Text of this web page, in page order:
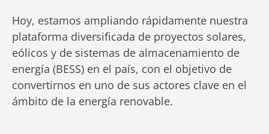
Hoy, estamos ampliando rápidamente nuestra
plataforma diversificada de proyectos solares,
eólicos y de sistemas de almacenamiento de
energía (BESS) en el país, con el objetivo de
convertirnos en uno de sus actores clave en el
ámbito de la energía renovable.